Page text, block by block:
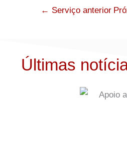
← Serviço anterior
Últimas